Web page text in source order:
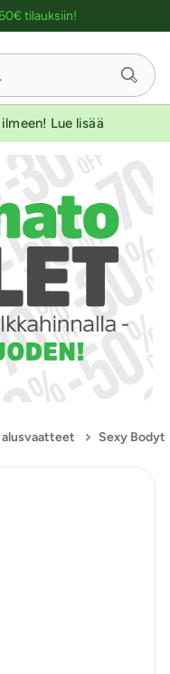
tilauksiin!
Lue lisää
alusvaatteet Sexy Bodyt